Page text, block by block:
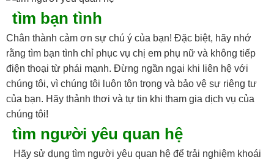
tìm bạn tình
Chân thành cảm ơn sự chú ý của bạn! Đặc biệt, hãy nhớ
rằng tìm bạn tình chỉ phục vụ chị em phụ nữ và không tiếp
điện thoại từ phái mạnh. Đừng ngần ngại khi liên hệ với
chúng tôi, vì chúng tôi luôn tôn trọng và bảo vệ sự riêng tư
của bạn. Hãy thảnh thơi và tự tin khi tham gia dịch vụ của
chúng tôi!
tìm người yêu quan hệ
Hãy sử dụng tìm người yêu quan hệ để trải nghiệm khoái